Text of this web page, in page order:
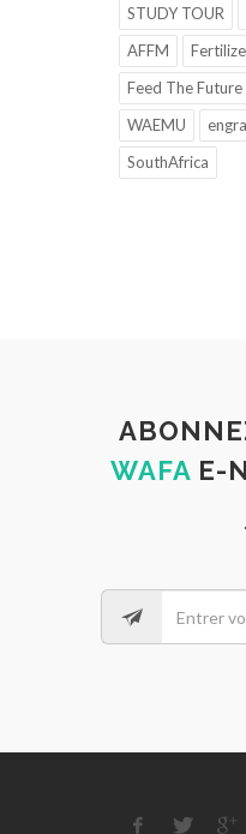
STUDY TOUR
AFFM
Feed The Future
WAEMU
SouthAfrica
WAFA E-